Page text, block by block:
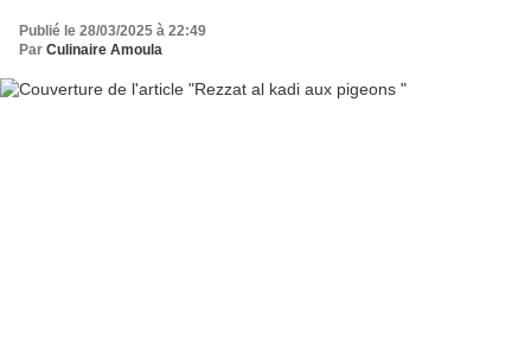
Publié le 28/03/2025 à 22:49
Par Culinaire Amoula